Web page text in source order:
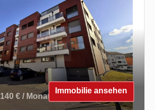
140 € / Monat
Immobilie ansehen